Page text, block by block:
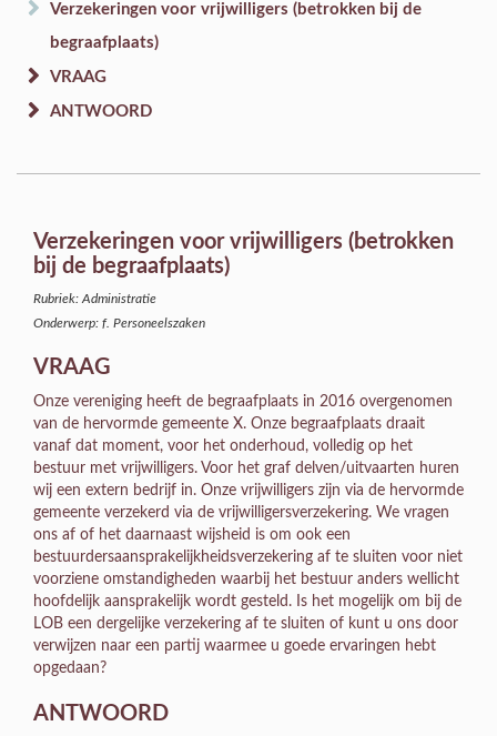
Verzekeringen voor vrijwilligers (betrokken bij de
begraafplaats)
VRAAG
ANTWOORD
Verzekeringen voor vrijwilligers (betrokken
bij de begraafplaats)
Rubriek: Administratie
Onderwerp: f. Personeelszaken
VRAAG
Onze vereniging heeft de begraafplaats in 2016 overgenomen
van de hervormde gemeente X. Onze begraafplaats draait
vanaf dat moment, voor het onderhoud, volledig op het
bestuur met vrijwilligers. Voor het graf delven/uitvaarten huren
wij een extern bedrijf in. Onze vrijwilligers zijn via de hervormde
gemeente verzekerd via de vrijwilligersverzekering. We vragen
ons af of het daarnaast wijsheid is om ook een
bestuurdersaansprakelijkheidsverzekering af te sluiten voor niet
voorziene omstandigheden waarbij het bestuur anders wellicht
hoofdelijk aansprakelijk wordt gesteld. Is het mogelijk om bij de
LOB een dergelijke verzekering af te sluiten of kunt u ons door
verwijzen naar een partij waarmee u goede ervaringen hebt
opgedaan?
ANTWOORD